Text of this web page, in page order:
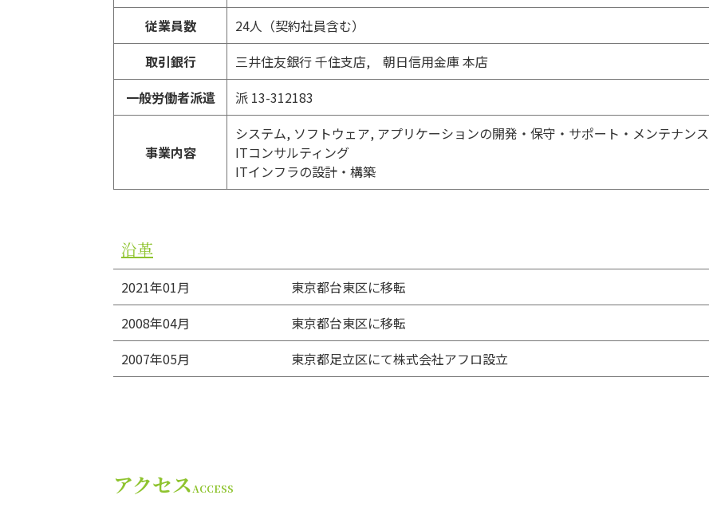
従業員数
24人（契約社員含む）
取引銀行
三井住友銀行 千住支店, 朝日信用金庫 本店
一般労働者派遣
派 13-312183
事業内容
システム, ソフトウェア, アプリケーションの開発・保守・サポート・メンテナンス
ITコンサルティング
ITインフラの設計・構築
沿革
2021年01月
東京都台東区に移転
2008年04月
東京都台東区に移転
2007年05月
東京都足立区にて株式会社アフロ設立
アクセスACCESS